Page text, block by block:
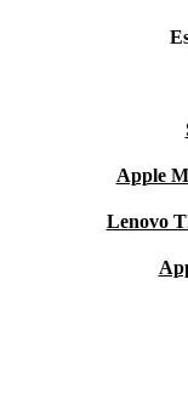
Apple
Lenovo